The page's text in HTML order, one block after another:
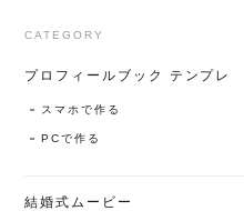
CATEGORY
プロフィールブック テンプレ
スマホで作る
PCで作る
結婚式ムービー